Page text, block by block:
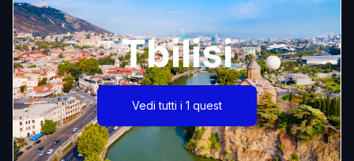
Tbilisi
Vedi tutti i 1 quest